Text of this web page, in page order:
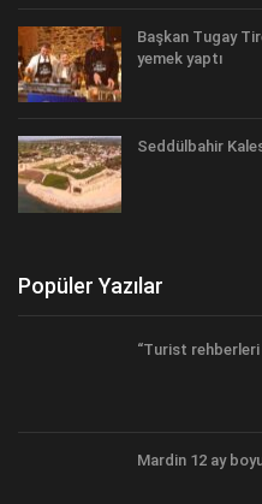
Başkan Tugay
yemek yaptı
Seddülbahir
Popüler Yazılar
“Turist
Mardin 12 ay